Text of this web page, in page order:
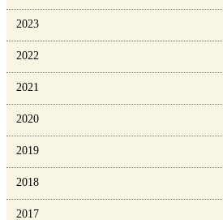
2023
2022
2021
2020
2019
2018
2017